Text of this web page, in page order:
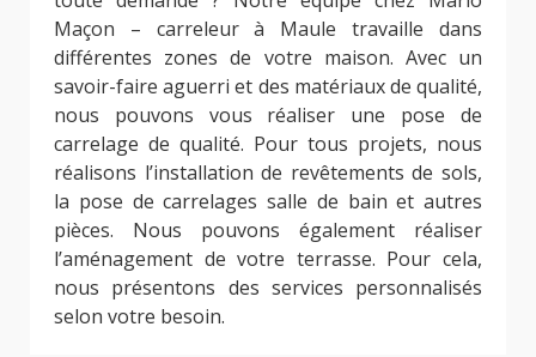
Maçon – carreleur à Maule travaille dans
différentes zones de votre maison. Avec un
savoir-faire aguerri et des matériaux de qualité,
nous pouvons vous réaliser une pose de
carrelage de qualité. Pour tous projets, nous
réalisons l’installation de revêtements de sols,
la pose de carrelages salle de bain et autres
pièces. Nous pouvons également réaliser
l’aménagement de votre terrasse. Pour cela,
nous présentons des services personnalisés
selon votre besoin.